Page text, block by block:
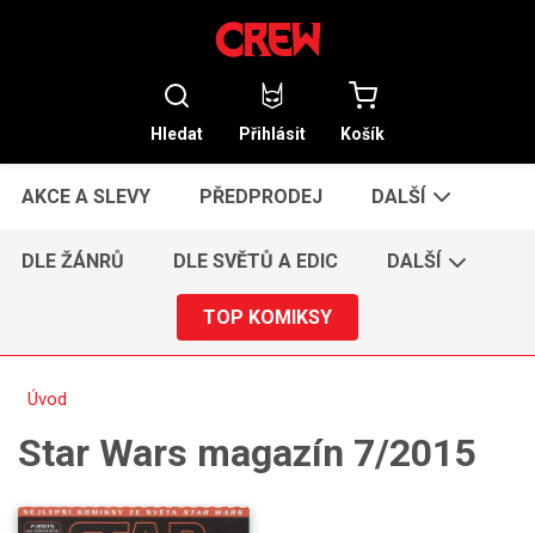
Hledat Přihlásit Košík
AKCE A SLEVY PŘEDPRODEJ DALŠÍ
DLE ŽÁNRŮ DLE SVĚTŮ A EDIC DALŠÍ
TOP KOMIKSY
Úvod
Star Wars magazín 7/2015